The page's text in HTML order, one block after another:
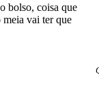
bolso, coisa que
meia vai ter que